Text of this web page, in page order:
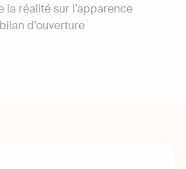
la réalité sur l’apparence
d’ouverture